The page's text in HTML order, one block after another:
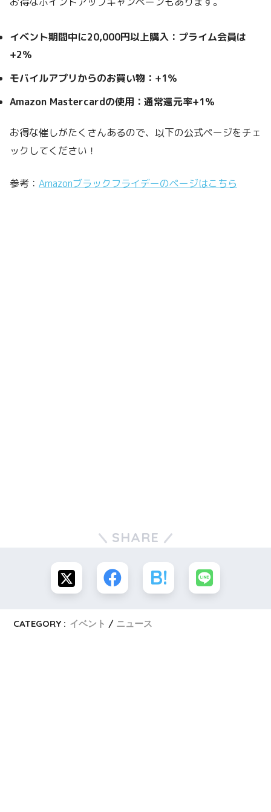
イベント期間中に20,000円以上購入：プライム会員は
+2％
モバイルアプリからのお買い物：+1％
Amazon Mastercardの使用：通常還元率+1％
お得な催しがたくさんあるので、以下の公式ページをチェ
ックしてください！
参考： Amazonブラックフライデーのページはこちら
SHARE
CATEGORY : イベント ニュース